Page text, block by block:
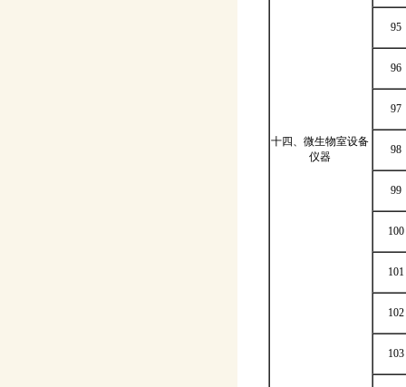
十四、微生物室设备
仪器
95
96
97
98
99
100
101
102
103